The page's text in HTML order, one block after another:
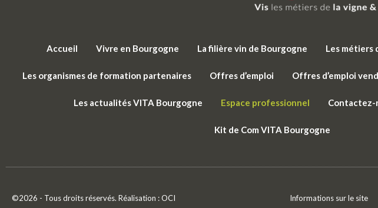
Accueil Vivre en Bourgogne La filière vin de Bourgogne Les métiers
Les organismes de formation partenaires Offres d’emploi Offres d’emploi
Les actualités VITA Bourgogne Espace professionnel Contactez-
Kit de Com VITA Bourgogne
©2026 - Tous droits réservés. Réalisation :OCI Informations sur le site